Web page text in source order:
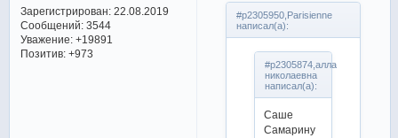
Зарегистрирован: 22.08.2019
Сообщений:3544
Уважение: +19891
Позитив: +973
#p2305950,Parisienne
написал(а):
#p2305874,алла
николаевна
написал(а):
Саше
Самарину